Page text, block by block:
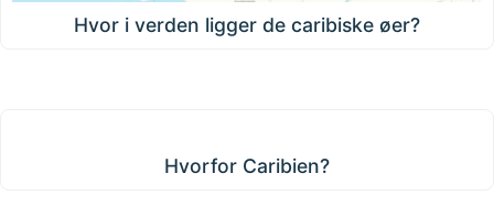
Hvor i verden ligger de caribiske øer?
Hvorfor Caribien?